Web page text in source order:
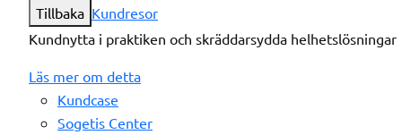
Tillbaka Kundresor
Kundnytta i praktiken och skräddarsydda helhetslösningar
Läs mer om detta
Kundcase
Sogetis Center